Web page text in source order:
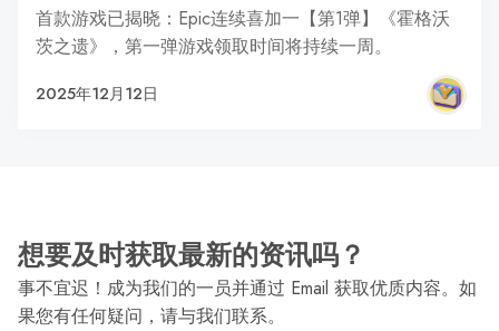
首款游戏已揭晓：Epic连续喜加一【第1弹】《霍格沃
茨之遗》，第一弹游戏领取时间将持续一周。
2025年12月12日
想要及时获取最新的资讯吗？
事不宜迟！成为我们的一员并通过 Email 获取优质内容。如
果您有任何疑问，请与我们联系。